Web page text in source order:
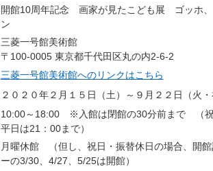
開館10周年記念 画家が見たこども展 ゴッホ、
ン
三菱一号館美術館
〒100-0005 東京都千代田区丸の内2-6-2
三菱一号館美術館へのリンクはこちら
２０２０年２月１５日（土）～９月２２日（火
10:00～18:00 ※入館は閉館の30分前まで （祝
平日は21：00まで）
月曜休館 （但し、祝日・振替休日の場合、開
ーの3/30、4/27、5/25は開館）